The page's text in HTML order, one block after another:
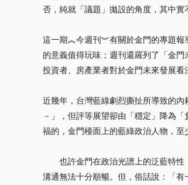
否，純就「議題」拋設的角度，其中實
這一期︽今週刊︾有關於金門的專題
的意義值得玩味；週刊還羅列了「金
投資者、房產業者對於金門未來發展看
近幾年，台灣藍綠劇烈撕扯所導致的
－」，但評等展望卻由「穩定」降為
福的，金門檯面上的藍綠政治人物，
也許金門在政治光譜上的泛藍特性，
溝通無法十分順暢。但，俗話說：「